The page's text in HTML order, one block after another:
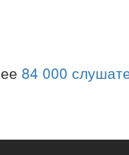
84 000